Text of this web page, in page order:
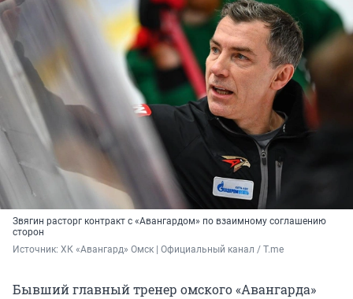
Звягин расторг контракт с «Авангардом» по взаимному соглашению
сторон
Источник: ХК «Авангард» Омск | Официальный канал / T.me
Бывший главный тренер омского «Авангарда»